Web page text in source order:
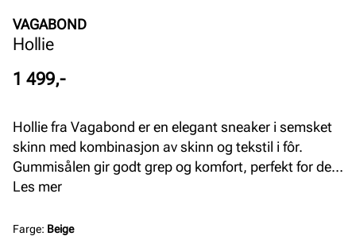
VAGABOND
Hollie
Pris
1 499,-
Hollie fra Vagabond er en elegant sneaker i semsket
skinn med kombinasjon av skinn og tekstil i fôr.
Gummisålen gir godt grep og komfort, perfekt for deg
som ønsker en stilren og allsidig sko til hverdagsbruk.
Les mer
Farge: Beige